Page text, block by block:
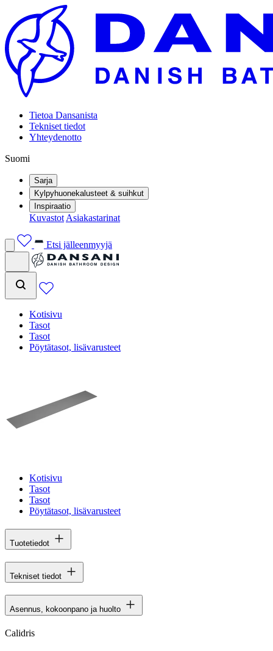
Tietoa Dansanista
Tekniset tiedot
Yhteydenotto
Suomi
Sarja
Kylpyhuonekalusteet & suihkut
Inspiraatio
Kuvastot Asiakastarinat
Etsi jälleenmyyjä
Kotisivu
Tasot
Tasot
Pöytätasot, lisävarusteet
Kotisivu
Tasot
Tasot
Pöytätasot, lisävarusteet
Tuotetiedot
Tekniset tiedot
Asennus, kokoonpano ja huolto
Calidris